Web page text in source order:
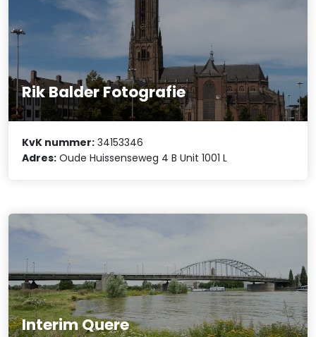
Rik Balder Fotografie
KvK nummer: 34153346
Adres: Oude Huissenseweg 4 B Unit 1001 L
Interim Quere